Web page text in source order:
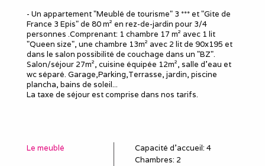
- Un appartement "Meublé de tourisme" 3 *** et "Gite de
France 3 Epis" de 80 m² en rez-de-jardin pour 3/4
personnes .Comprenant: 1 chambre 17 m² avec 1 lit
"Queen size", une chambre 13m² avec 2 lit de 90x195 et
dans le salon possibilité de couchage dans un "BZ".
Salon/séjour 27m², cuisine équipée 12m², salle d'eau et
wc séparé. Garage,Parking,Terrasse, jardin, piscine
plancha, bains de soleil...
La taxe de séjour est comprise dans nos tarifs.
Le meublé Capacité d'accueil: 4
Chambres: 2